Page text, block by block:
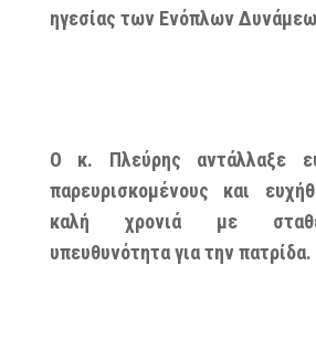
ηγεσίας των Ενόπλων
Ο κ. Πλεύρης αντάλλαξε
παρευρισκομένους και
καλή χρονιά με
υπευθυνότητα για την πατρίδα.